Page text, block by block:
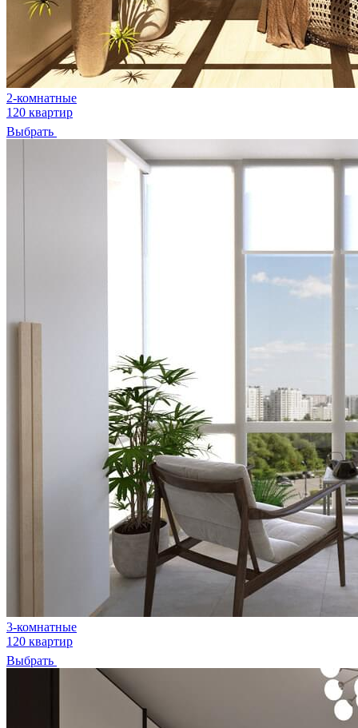
2-комнатные
120 квартир
Выбрать
3-комнатные
120 квартир
Выбрать